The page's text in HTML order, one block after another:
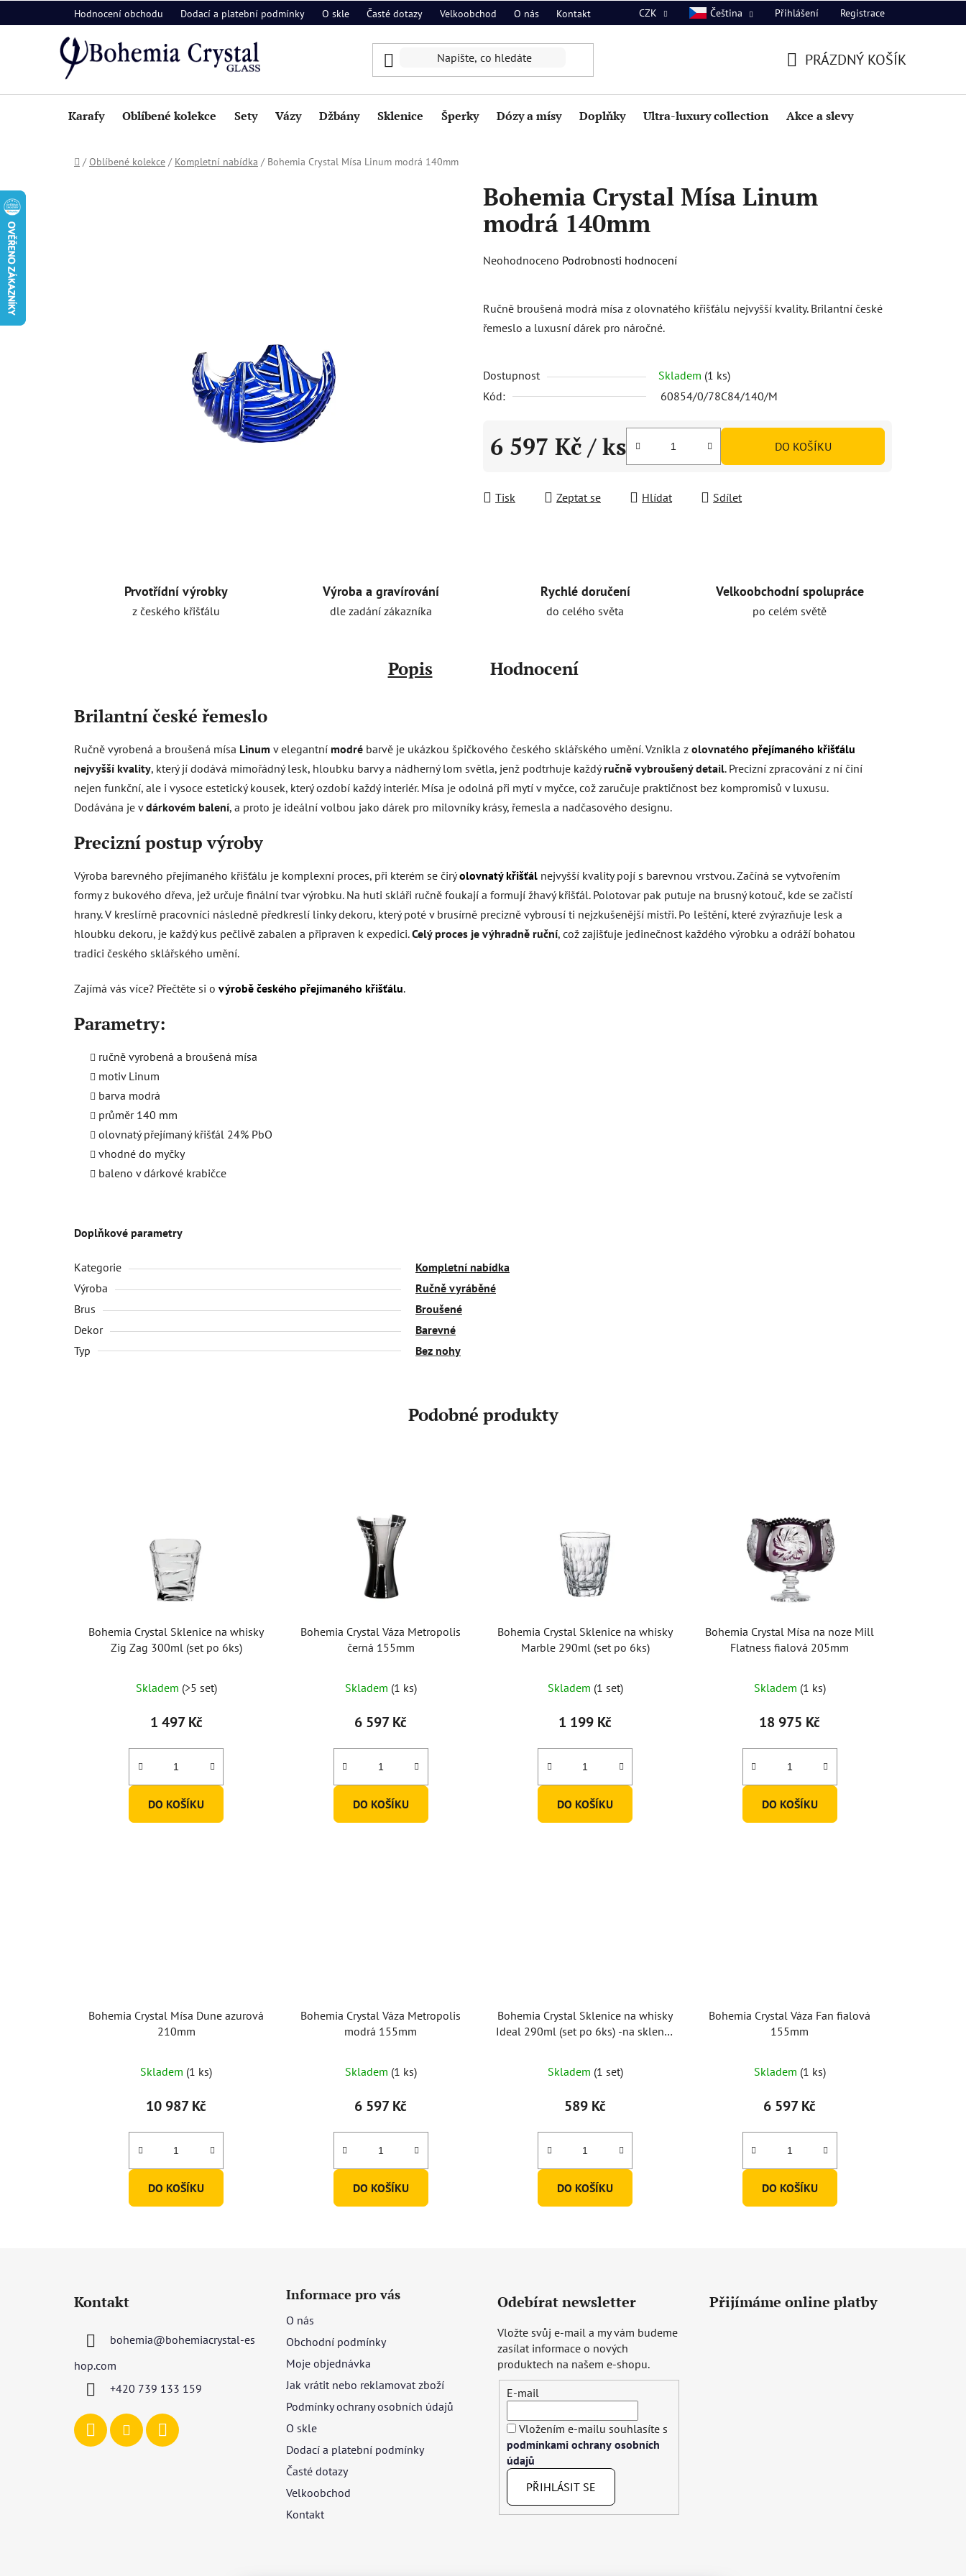
na
Hodnocení obchodu Dodací a platební podmínky O skle Časté dotazy Velkoobchod O nás Kontakt CZK Čeština Přihlášení Registrace
KOŠÍK
PRÁZDNÝ KOŠÍK
Karafy Oblíbené kolekce Sety Vázy Džbány Sklenice Šperky Dózy a mísy Doplňky Ultra-luxury collection Akce a slevy
Domů
/ Oblíbené kolekce / Kompletní nabídka / Bohemia Crystal Mísa Linum modrá 140mm
Bohemia Crystal Mísa Linum
modrá 140mm
Průměrné
je
0,0
5
hvězdiček.
Neohodnoceno Podrobnosti hodnocení
Ručně broušená modrá mísa z olovnatého křišťálu nejvyšší kvality. Brilantní české
řemeslo a luxusní dárek pro náročné.
Dostupnost Skladem (1 ks)
Kód:
60854/0/78C84/140/M
6 597 Kč / ks DO KOŠÍKU
Tisk Zeptat se Hlídat Sdílet
Prvotřídní výrobky
z českého křišťálu
Výroba a gravírování
dle zadání zákazníka
Rychlé doručení
do celého světa
Velkoobchodní spolupráce
po celém světě
Popis Hodnocení
Brilantní české řemeslo
Ručně vyrobená a broušená mísa Linum v elegantní modré barvě je ukázkou špičkového českého sklářského umění. Vznikla z olovnatého přejímaného křišťálu
nejvyšší kvality, který jí dodává mimořádný lesk, hloubku barvy a nádherný lom světla, jenž podtrhuje každýručně vybroušený detail. Precizní zpracování z ní činí
nejen funkční, ale i vysoce estetický kousek, který ozdobí každý interiér. Mísa je odolná při mytí v myčce, což zaručuje praktičnost bez kompromisů v luxusu.
Dodávána je vdárkovém balení, a proto je ideální volbou jako dárek pro milovníky krásy, řemesla a nadčasového designu.
Precizní postup výroby
Výroba barevného přejímaného křišťálu je komplexní proces, při kterém se čirýolovnatý křišťál nejvyšší kvality pojí s barevnou vrstvou. Začíná se vytvořením
formy z bukového dřeva, jež určuje finální tvar výrobku. Na huti skláři ručně foukají a formují žhavý křišťál. Polotovar pak putuje na brusný kotouč, kde se začistí
hrany. V kreslírně pracovníci následně předkreslí linky dekoru, který poté v brusírně precizně vybrousí ti nejzkušenější mistři. Po leštění, které zvýrazňuje lesk a
hloubku dekoru, je každý kus pečlivě zabalen a připraven k expedici.Celý proces je výhradně ruční, což zajišťuje jedinečnost každého výrobku a odráží bohatou
tradici českého sklářského umění.
Zajímá vás více? Přečtěte si o výrobě českého přejímaného křišťálu.
Parametry:
ručně vyrobená a broušená mísa
motiv Linum
barva modrá
průměr 140 mm
olovnatý přejímaný křišťál 24% PbO
vhodné do myčky
baleno v dárkové krabičce
Doplňkové parametry
Kategorie
Kompletní nabídka
Výroba
Ručně vyráběné
Brus
Broušené
Dekor
Barevné
Typ
Bez nohy
Podobné produkty
Bohemia Crystal Sklenice na whisky
Zig Zag 300ml (set po 6ks)
Skladem (>5 set)
1 497 Kč
DO KOŠÍKU
Bohemia Crystal Váza Metropolis
černá 155mm
Skladem (1 ks)
6 597 Kč
DO KOŠÍKU
Bohemia Crystal Sklenice na whisky
Marble 290ml (set po 6ks)
Skladem (1 set)
1 199 Kč
DO KOŠÍKU
Bohemia Crystal Mísa na noze Mill
Flatness fialová 205mm
Skladem (1 ks)
18 975 Kč
DO KOŠÍKU
Bohemia Crystal Mísa Dune azurová
210mm
Skladem (1 ks)
10 987 Kč
DO KOŠÍKU
Bohemia Crystal Váza Metropolis
modrá 155mm
Skladem (1 ks)
6 597 Kč
DO KOŠÍKU
Bohemia Crystal Sklenice na whisky
Ideal 290ml (set po 6ks) -na sklenici
Skladem (1 set)
589 Kč
DO KOŠÍKU
Bohemia Crystal Váza Fan fialová
155mm
Skladem (1 ks)
6 597 Kč
DO KOŠÍKU
Kontakt
bohemia@bohemiacrystal-es
hop.com
+420 739 133 159
Informace pro vás
O nás
Obchodní podmínky
Moje objednávka
Jak vrátit nebo reklamovat zboží
Podmínky ochrany osobních údajů
O skle
Dodací a platební podmínky
Časté dotazy
Velkoobchod
Kontakt
Odebírat newsletter
Vložte svůj e-mail a my vám budeme
zasílat informace o nových
produktech na našem e-shopu.
E-mail
Vložením e-mailu souhlasíte s
podmínkami ochrany osobních
údajů
PŘIHLÁSIT SE
Přijímáme online platby